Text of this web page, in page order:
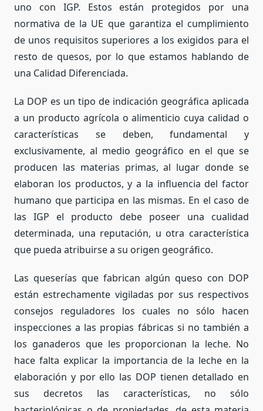
uno con IGP. Estos están protegidos por una
normativa de la UE que garantiza el cumplimiento
de unos requisitos superiores a los exigidos para el
resto de quesos, por lo que estamos hablando de
una Calidad Diferenciada.
La DOP es un tipo de indicación geográfica aplicada
a un producto agrícola o alimenticio cuya calidad o
características se deben, fundamental y
exclusivamente, al medio geográfico en el que se
producen las materias primas, al lugar donde se
elaboran los productos, y a la influencia del factor
humano que participa en las mismas. En el caso de
las IGP el producto debe poseer una cualidad
determinada, una reputación, u otra característica
que pueda atribuirse a su origen geográfico.
Las queserías que fabrican algún queso con DOP
están estrechamente vigiladas por sus respectivos
consejos reguladores los cuales no sólo hacen
inspecciones a las propias fábricas si no también a
los ganaderos que les proporcionan la leche. No
hace falta explicar la importancia de la leche en la
elaboración y por ello las DOP tienen detallado en
sus decretos las características, no sólo